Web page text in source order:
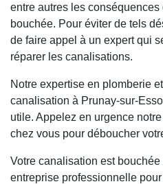
entre autres les conséquences
bouchée. Pour éviter de tels
de faire appel à un expert qui
réparer les canalisations.
Notre expertise en plomberie
canalisation à Prunay-sur-
utile. Appelez en urgence
chez vous pour déboucher
Votre canalisation est
entreprise professionnelle